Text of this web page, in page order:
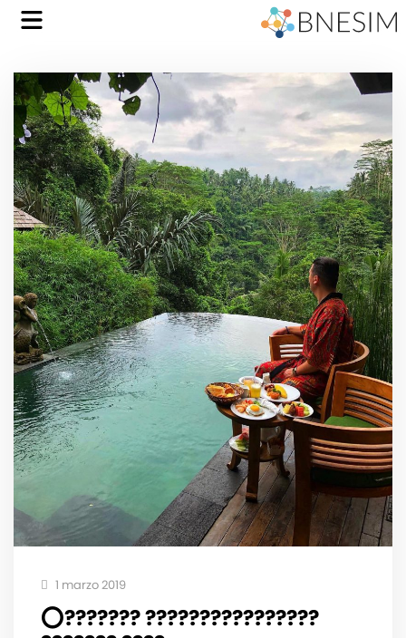
1 marzo 2019
⭕️??????? ????????????????